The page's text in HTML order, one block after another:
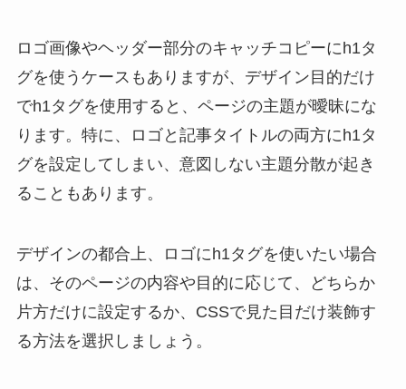
ロゴ画像やヘッダー部分のキャッチコピーにh1タ
グを使うケースもありますが、デザイン目的だけ
でh1タグを使用すると、ページの主題が曖昧にな
ります。特に、ロゴと記事タイトルの両方にh1タ
グを設定してしまい、意図しない主題分散が起き
ることもあります。
デザインの都合上、ロゴにh1タグを使いたい場合
は、そのページの内容や目的に応じて、どちらか
片方だけに設定するか、CSSで見た目だけ装飾す
る方法を選択しましょう。